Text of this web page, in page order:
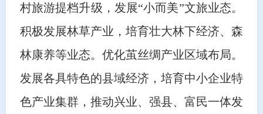
村旅游提档升级，发展“小而美”文旅业态。
积极发展林草产业，培育壮大林下经济、森
林康养等业态。优化茧丝绸产业区域布局。
发展各具特色的县域经济，培育中小企业特
色产业集群，推动兴业、强县、富民一体发